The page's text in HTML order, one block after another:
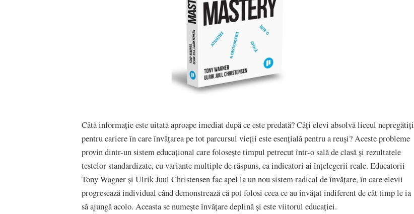
Câtă informație este uitată aproape imediat după ce este predată? Câți elevi absolvă liceul nepregătiți
pentru cariere în care învățarea pe tot parcursul vieții este esențială pentru a reuși? Aceste probleme
provin dintr-un sistem educațional care folosește timpul petrecut într-o sală de clasă și rezultatele
testelor standardizate, cu variante multiple de răspuns, ca indicatori ai înțelegerii reale. Educatorii
Tony Wagner și Ulrik Juul Christensen fac apel la un nou sistem radical de învățare, în care elevii
progresează individual când demonstrează că pot folosi ceea ce au învățat indiferent de cât timp le ia
să ajungă acolo. Aceasta se numește învățare deplină și este viitorul educației.